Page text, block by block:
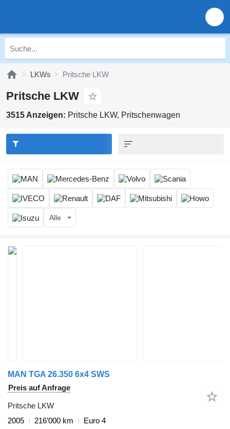
LKWs Pritsche LKW
Pritsche LKW
3515 Anzeigen: Pritsche LKW, Pritschenwagen
Alle
MAN TGA 26.350 6x4 SWS
Preis auf Anfrage
Pritsche LKW
2005
216’000 km
Euro 4